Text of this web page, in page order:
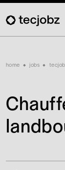
Skip
main
home jobs